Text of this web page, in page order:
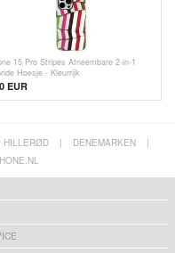
15 Pro Stripes Afneembare 2-in-1
Hoesje - Kleurrijk
EUR
HILLERØD | DENEMARKEN
|